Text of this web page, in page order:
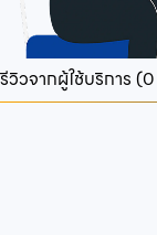
รีวิวจากผู้ใช้บริการ (0